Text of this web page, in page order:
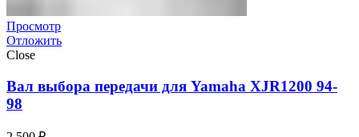
Просмотр
Отложить
Close
Вал выбора передачи для Yamaha XJR1200 94-
98